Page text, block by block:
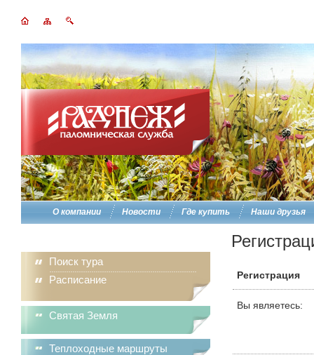
О компании Новости Где купить Наши друзья
Поиск тура
Расписание
Святая Земля
Теплоходные маршруты
Регистрация
Вы являетесь: